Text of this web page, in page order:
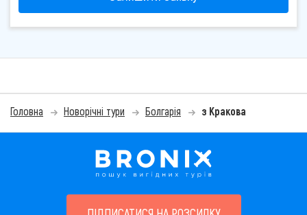
Головна Новорічні тури Болгарія з Кракова